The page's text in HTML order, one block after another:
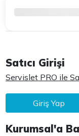
Satıcı Girişi
Servislet PRO ile
Giriş Yap
Kurumsal'a